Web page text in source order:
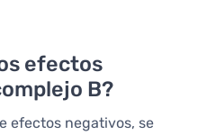
efectos
B?
efectos negativos, se